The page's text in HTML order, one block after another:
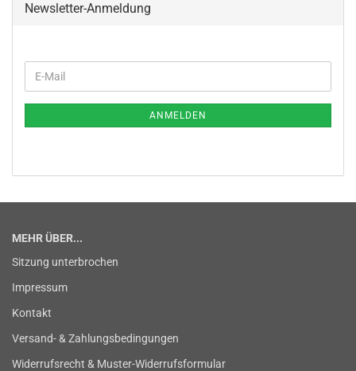
Newsletter-Anmeldung
ZUR
E-
Mail
ANMELDEN
MEHR ÜBER...
Sitzung unterbrochen
Impressum
Kontakt
Versand- & Zahlungsbedingungen
Widerrufsrecht & Muster-Widerrufsformular